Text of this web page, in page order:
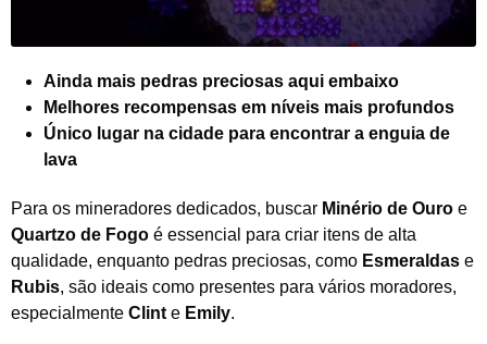
Ainda mais pedras preciosas aqui embaixo
Melhores recompensas em níveis mais profundos
Único lugar na cidade para encontrar a enguia de
lava
Para os mineradores dedicados, buscar Minério de Ouro e
Quartzo de Fogo é essencial para criar itens de alta
qualidade, enquanto pedras preciosas, como Esmeraldas e
Rubis, são ideais como presentes para vários moradores,
especialmente Clint e Emily.